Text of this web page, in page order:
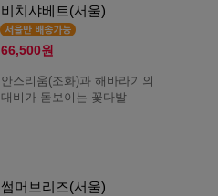
비치샤베트(서울)
66,500원
안스리움(조화)과 해바라기의
대비가 돋보이는 꽃다발
썸머브리즈(서울)